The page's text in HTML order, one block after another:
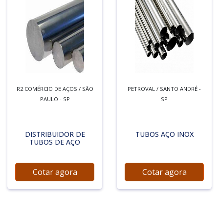
R2 COMÉRCIO DE AÇOS / SÃO
PAULO - SP
DISTRIBUIDOR DE
TUBOS DE AÇO
Cotar agora
PETROVAL / SANTO ANDRÉ -
SP
TUBOS AÇO INOX
Cotar agora